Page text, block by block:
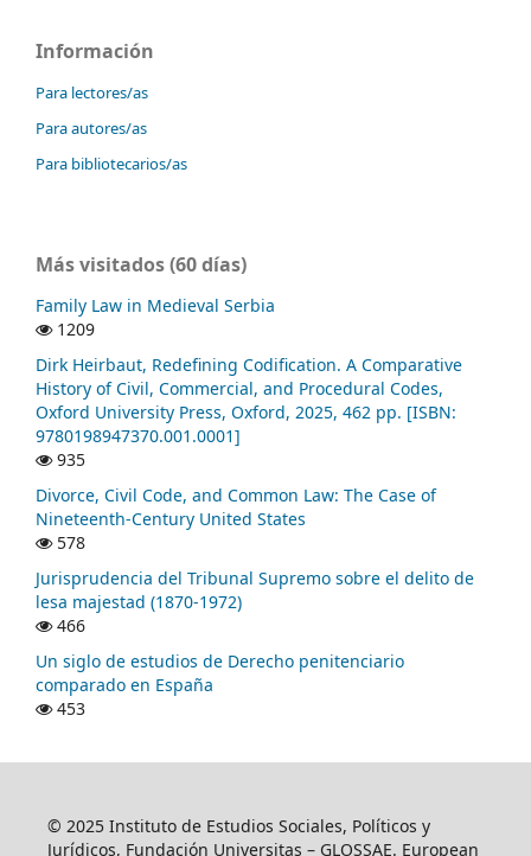
Información
Para lectores/as
Para autores/as
Para bibliotecarios/as
Más visitados (60 días)
Family Law in Medieval Serbia
1209
Dirk Heirbaut, Redefining Codification. A Comparative
History of Civil, Commercial, and Procedural Codes,
Oxford University Press, Oxford, 2025, 462 pp. [ISBN:
9780198947370.001.0001]
935
Divorce, Civil Code, and Common Law: The Case of
Nineteenth-Century United States
578
Jurisprudencia del Tribunal Supremo sobre el delito de
lesa majestad (1870-1972)
466
Un siglo de estudios de Derecho penitenciario
comparado en España
453
© 2025 Instituto de Estudios Sociales, Políticos y
Jurídicos, Fundación Universitas – GLOSSAE. European